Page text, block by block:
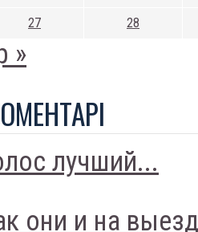
27 28
»
лучший...
они и на